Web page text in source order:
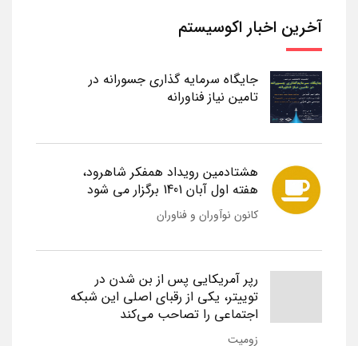
آخرین اخبار اکوسیستم
جایگاه سرمایه گذاری جسورانه در
تامین نیاز فناورانه
هشتادمین رویداد همفکر شاهرود،
هفته اول آبان 1401 برگزار می شود
کانون نوآوران و فناوران
رپر آمریکایی پس از بن شدن در
توییتر، یکی از رقبای اصلی این شبکه
اجتماعی را تصاحب می‌کند
زومیت